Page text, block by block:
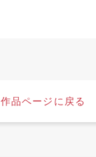
作品ページに戻る